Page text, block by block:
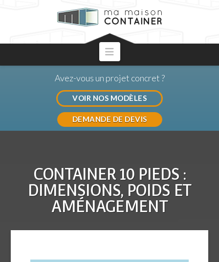
Navigation
Avez-vous un projet concret ?
VOIR NOS MODÈLES
DEMANDE DE DEVIS
CONTAINER 10 PIEDS :
DIMENSIONS, POIDS ET
AMÉNAGEMENT